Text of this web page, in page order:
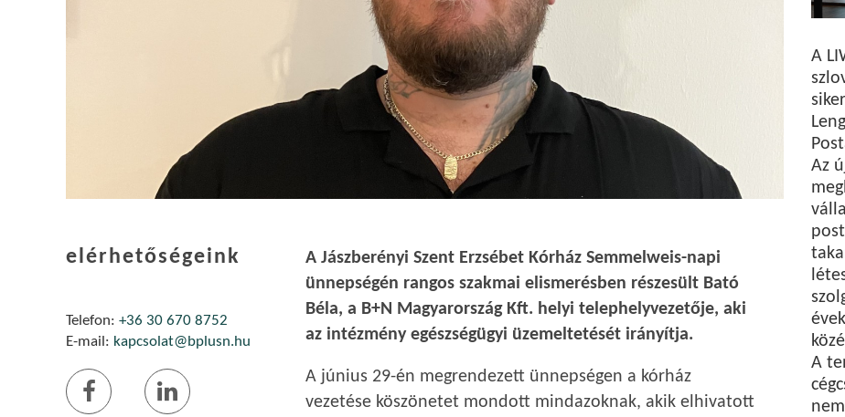
elérhetőségeink
Telefon: +36 30 670 8752
E-mail: kapcsolat@bplusn.hu
A Jászberényi Szent Erzsébet Kórház Semmelweis-napi
ünnepségén rangos szakmai elismerésben részesült Bató
Béla, a B+N Magyarország Kft. helyi telephelyvezetője, aki
az intézmény egészségügyi üzemeltetését irányítja.
A június 29-én megrendezett ünnepségen a kórház
vezetése köszönetet mondott mindazoknak, akik elhivatott
A
Az
A